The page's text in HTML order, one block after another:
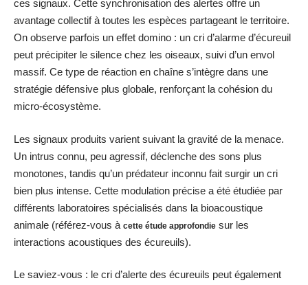
ces signaux. Cette synchronisation des alertes offre un
avantage collectif à toutes les espèces partageant le territoire.
On observe parfois un effet domino : un cri d’alarme d’écureuil
peut précipiter le silence chez les oiseaux, suivi d’un envol
massif. Ce type de réaction en chaîne s’intègre dans une
stratégie défensive plus globale, renforçant la cohésion du
micro-écosystème.
Les signaux produits varient suivant la gravité de la menace.
Un intrus connu, peu agressif, déclenche des sons plus
monotones, tandis qu’un prédateur inconnu fait surgir un cri
bien plus intense. Cette modulation précise a été étudiée par
différents laboratoires spécialisés dans la bioacoustique
animale (référez-vous à cette étude approfondie sur les
interactions acoustiques des écureuils).
Le saviez-vous : le cri d’alerte des écureuils peut également